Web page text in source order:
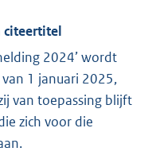
citeertitel
2024’ wordt
1 januari 2025,
van toepassing blijft
zich voor die